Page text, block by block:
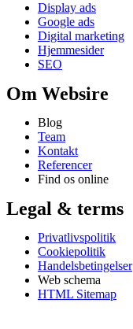
Display ads
Google ads
Digital marketing
Hjemmesider
SEO
Om Websire
Blog
Team
Kontakt
Referencer
Find os online
Legal & terms
Privatlivspolitik
Cookiepolitik
Handelsbetingelser
Web schema
HTML Sitemap